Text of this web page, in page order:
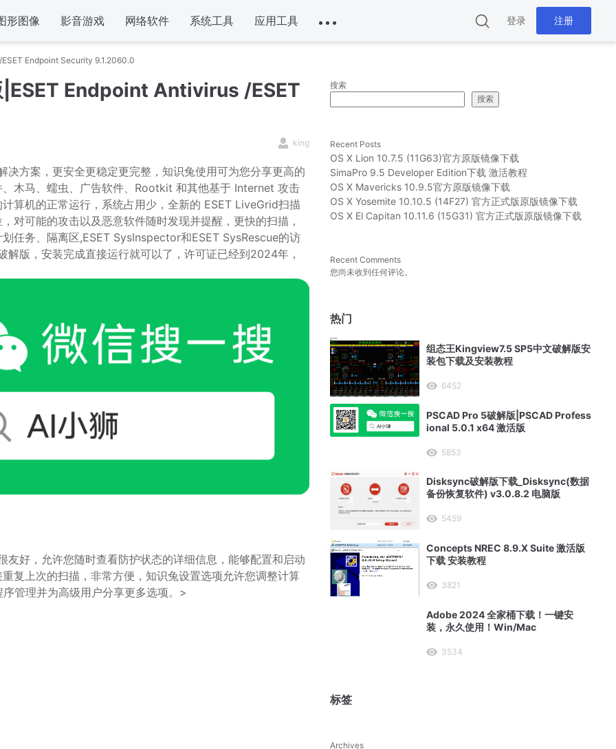
形图像 影音游戏 网络软件 系统工具 应用工具 登录 注册
Endpoint Security 9.1.2060.0
Endpoint Antivirus /ESET
king
方案，更安全更稳定更完整，知识兔使用可为您分享更高的
木马、蠕虫、广告软件、Rootkit 和其他基于 Internet 攻击
算机的正常运行，系统占用少，全新的 ESET LiveGrid扫描
对可能的攻击以及恶意软件随时发现并提醒，更快的扫描，
任务、隔离区,ESET SysInspector和ESET SysRescue的访
版，安装完成直接运行就可以了，许可证已经到2024年，
好，允许您随时查看防护状态的详细信息，能够配置和启动
复上次的扫描，非常方便，知识兔设置选项允许您调整计算
管理并为高级用户分享更多选项。>
搜索
搜索
Recent Posts
OS X Lion 10.7.5 (11G63)官方原版镜像下载
SimaPro 9.5 Developer Edition下载 激活教程
OS X Mavericks 10.9.5官方原版镜像下载
OS X Yosemite 10.10.5 (14F27) 官方正式版原版镜像下载
OS X El Capitan 10.11.6 (15G31) 官方正式版原版镜像下载
Recent Comments
您尚未收到任何评论。
热门
组态王Kingview7.5 SP5中文破解版安
装包下载及安装教程
6452
PSCAD Pro 5破解版|PSCAD Profess
ional 5.0.1 x64 激活版
5853
Disksync破解版下载_Disksync(数据
备份恢复软件) v3.0.8.2 电脑版
5459
Concepts NREC 8.9.X Suite 激活版
下载 安装教程
3821
Adobe 2024 全家桶下载！一键安
装，永久使用！Win/Mac
3534
标签
Archives